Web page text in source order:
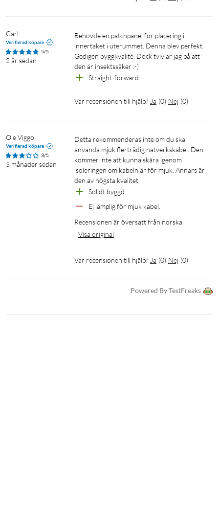
Carl
Verifierad köpare
5/5
2 år sedan
Behövde en patchpanel för placering i
innertaket i uterummet. Denna blev perfekt.
Gedigen byggkvalité. Dock tvivlar jag på att
den är insektssäker :-)
Straight-forward
Var recensionen till hjälp? Ja (0) Nej (0)
Ole Viggo
Verifierad köpare
3/5
5 månader sedan
Detta rekommenderas inte om du ska
använda mjuk flertrådig nätverkskabel. Den
kommer inte att kunna skära igenom
isoleringen om kabeln är för mjuk. Annars är
den av högsta kvalitet.
Solidt byggd
Ej lämplig för mjuk kabel.
Recensionen är översatt från norska
Visa original
Var recensionen till hjälp? Ja (0) Nej (0)
Powered By TestFreaks